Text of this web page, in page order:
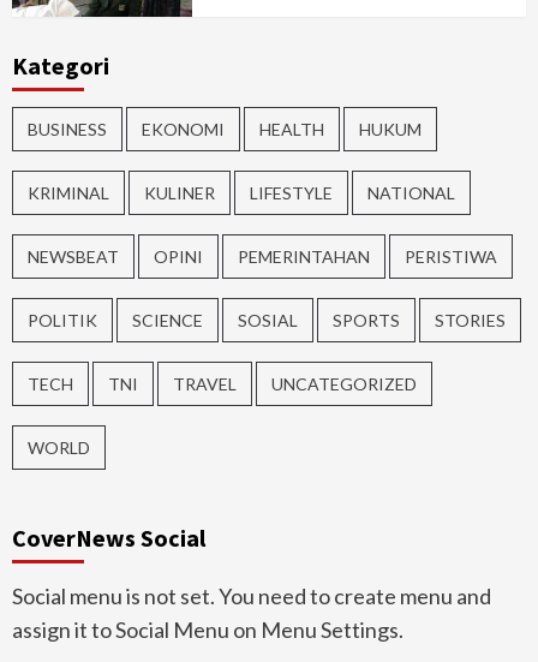
Kategori
BUSINESS EKONOMI HEALTH HUKUM
KRIMINAL KULINER LIFESTYLE NATIONAL
NEWSBEAT OPINI PEMERINTAHAN PERISTIWA
POLITIK SCIENCE SOSIAL SPORTS STORIES
TECH TNI TRAVEL UNCATEGORIZED
WORLD
CoverNews Social
Social menu is not set. You need to create menu and
assign it to Social Menu on Menu Settings.